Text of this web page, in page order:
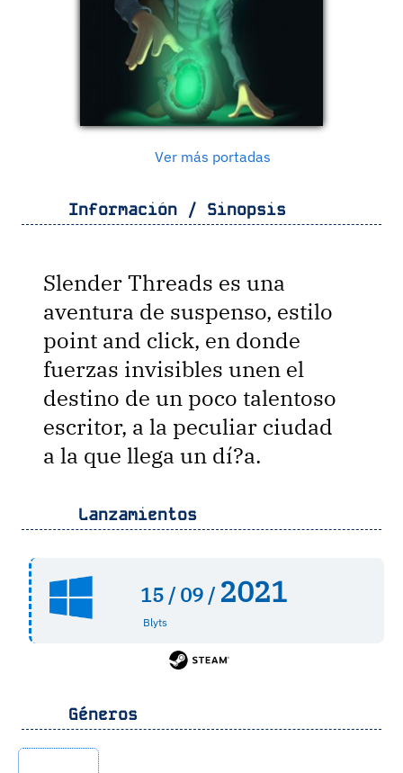
Ver más portadas
Información / Sinopsis
Slender Threads es una
aventura de suspenso, estilo
point and click, en donde
fuerzas invisibles unen el
destino de un poco talentoso
escritor, a la peculiar ciudad
a la que llega un dí?a.
Lanzamientos
15 / 09 / 2021
Blyts
Géneros